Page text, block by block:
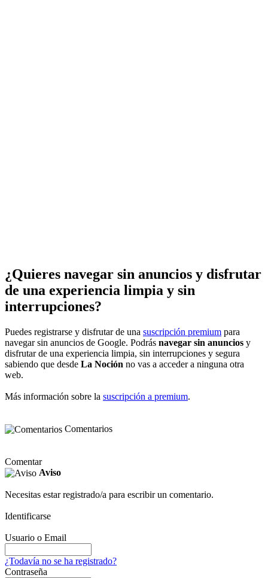
¿Quieres navegar sin anuncios y disfrutar
de una experiencia limpia y sin
interrupciones?
Puedes registrarse y disfrutar de una suscripción premium para
navegar sin anuncios de Google. Podrás navegar sin anuncios y
disfrutar de una experiencia limpia, sin interrupciones y segura
sabiendo que desde La Noción no vas a acceder a ninguna otra
web.
Más información sobre la suscripción a premium.
Comentarios
Comentar
Aviso
Necesitas estar registrado/a para escribir un comentario.
Identificarse
Usuario o Email
¿Todavía no se ha registrado?
Contraseña